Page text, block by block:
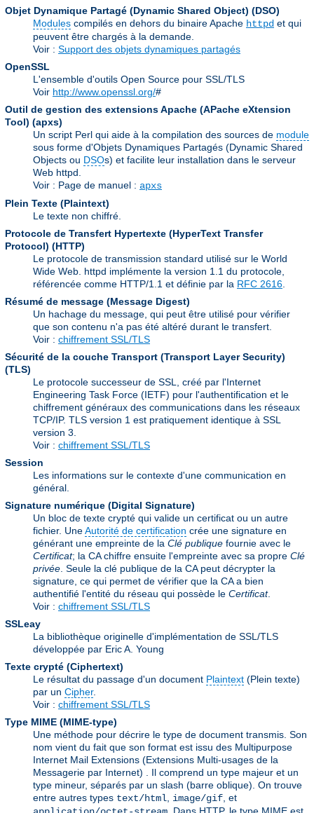
Objet Dynamique Partagé (Dynamic Shared Object) (DSO)
Modules compilés en dehors du binaire Apache httpd et qui
peuvent être chargés à la demande.
Voir : Support des objets dynamiques partagés
OpenSSL
L'ensemble d'outils Open Source pour SSL/TLS
Voir http://www.openssl.org/#
Outil de gestion des extensions Apache (APache eXtension
Tool) (apxs)
Un script Perl qui aide à la compilation des sources de module
sous forme d'Objets Dynamiques Partagés (Dynamic Shared
Objects ou DSOs) et facilite leur installation dans le serveur
Web httpd.
Voir : Page de manuel : apxs
Plein Texte (Plaintext)
Le texte non chiffré.
Protocole de Transfert Hypertexte (HyperText Transfer
Protocol) (HTTP)
Le protocole de transmission standard utilisé sur le World
Wide Web. httpd implémente la version 1.1 du protocole,
référencée comme HTTP/1.1 et définie par la RFC 2616
Résumé de message (Message Digest)
Un hachage du message, qui peut être utilisé pour vérifier
que son contenu n'a pas été altéré durant le transfert.
Voir : chiffrement SSL/TLS
Sécurité de la couche Transport (Transport Layer Security)
(TLS)
Le protocole successeur de SSL, créé par l'Internet
Engineering Task Force (IETF) pour l'authentification et le
chiffrement généraux des communications dans les réseaux
TCP/IP. TLS version 1 est pratiquement identique à SSL
version 3.
Voir : chiffrement SSL/TLS
Session
Les informations sur le contexte d'une communication en
général.
Signature numérique (Digital Signature)
Un bloc de texte crypté qui valide un certificat ou un autre
fichier. UneAutorité de certification crée une signature en
générant une empreinte de la Clé publique fournie avec le
Certificat; la CA chiffre ensuite l'empreinte avec sa propre Clé
privée . Seule la clé publique de la CA peut décrypter la
signature, ce qui permet de vérifier que la CA a bien
authentifié l'entité du réseau qui possède le Certificat.
Voir : chiffrement SSL/TLS
SSLeay
La bibliothèque originelle d'implémentation de SSL/TLS
développée par Eric A. Young
Texte crypté (Ciphertext)
Le résultat du passage d'un document Plaintext (Plein texte)
par un Cipher.
Voir : chiffrement SSL/TLS
Type MIME (MIME-type)
Une méthode pour décrire le type de document transmis. Son
nom vient du fait que son format est issu des Multipurpose
Internet Mail Extensions (Extensions Multi-usages de la
Messagerie par Internet) . Il comprend un type majeur et un
type mineur, séparés par un slash (barre oblique). On trouve
entre autres types text/html image/gif , et